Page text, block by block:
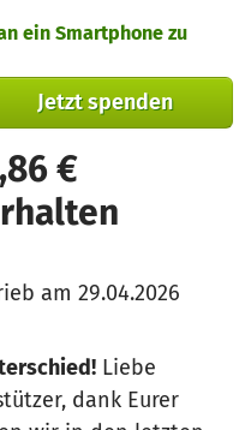
ein Smartphone zu
Jetzt spenden
€
am 29.04.2026
Liebe
dank Eurer